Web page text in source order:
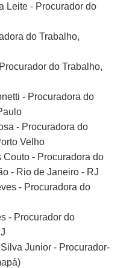
Leite - Procurador do
do Trabalho,
do Trabalho,
- Procuradora do
- Procuradora do
Velho
- Procuradora do
- Rio de Janeiro - RJ
- Procuradora do
- Procurador do
Junior - Procurador-